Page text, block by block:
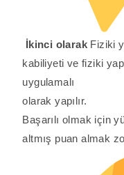
İkinci olarak Fiziki
kabiliyeti ve fiziki
uygulamalı
olarak yapılır.
Başarılı olmak için
altmış puan almak